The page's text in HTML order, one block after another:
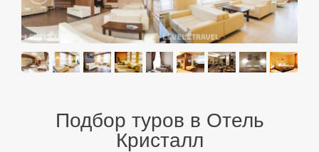
Подбор туров в Отель
Кристалл